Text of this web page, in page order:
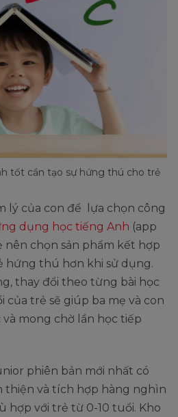
tốt cần tạo sự hứng thú cho trẻ
lý của con để lựa chọn công
dụng học tiếng Anh (app
nên chọn sản phẩm kết hợp
hứng thú hơn khi sử dụng.
thay đổi theo từng bài học
của trẻ sẽ giúp ba mẹ và con
mong chờ lần học tiếp
phiên bản mới nhất có
thiện và tích hợp hàng nghìn
hợp với trẻ từ 0-10 tuổi. Kho